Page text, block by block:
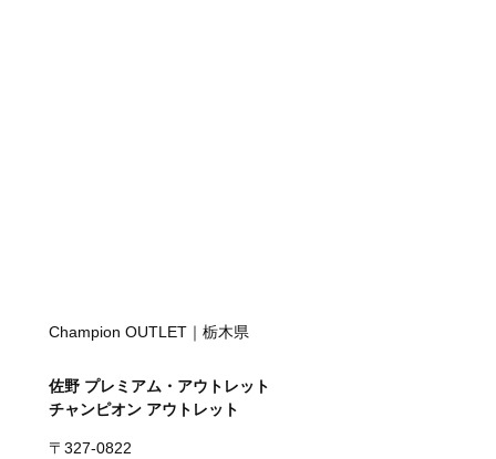
Champion OUTLET｜栃木県
佐野 プレミアム・アウトレット
チャンピオン アウトレット
〒327-0822